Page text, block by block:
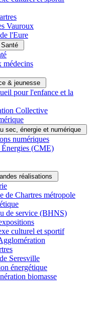
Vauroux
l'Eure
médecins
& jeunesse
pour l'enfance et la
Collective
sec, énergie et numérique
numériques
(CME)
réalisations
de Chartres métropole
de service (BHNS)
culturel et sportif
Seresville
énergétique
biomasse